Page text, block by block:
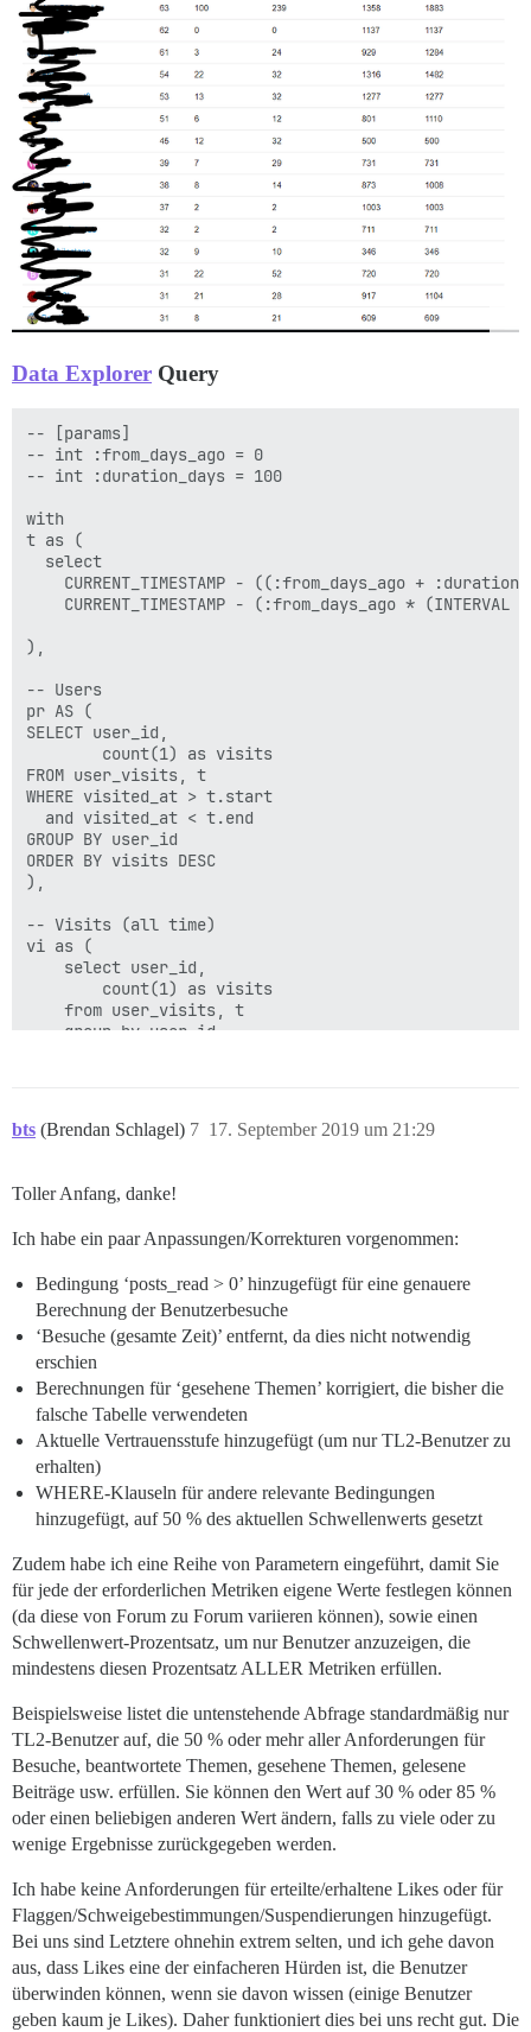
Data Explorer Query
-- [params]
-- int :from_days_ago = 0
-- int :duration_days = 100
with
t as (
  select
CURRENT_TIMESTAMP - ((:from_days_ago +
CURRENT_TIMESTAMP - (:from_days_ago * (INTERVAL
),
-- Users
pr AS (
SELECT user_id,
        count(1) as visits
FROM user_visits, t
WHERE visited_at > t.start
  and visited_at < t.end
GROUP BY user_id
ORDER BY visits DESC
),
-- Visits (all time)
vi as (
    select user_id,
        count(1) as visits
    from user_visits, t
    group by user_id
    select user_id,
    where created_at > t.start
    group by user_id
-- Topics Viewed All Time
tva as (
    select user_id,
           count(topic_id) as topic_id
    from posts
    group by user_id
),
-- Posts Read
pra as (
    select user_id,
    from user_visits, t
    where visited_at > t.start
        and visited_at < t.end
),
prat as (
    select user_id,
        sum(posts_read) as posts_read
    from user_visits, t
    group by user_id
)
SELECT  pr.user_id,
        coalesce(pr.visits,0) as "Visits",
coalesce(trt.topic_id,0) as "Topic replied
coalesce(tva.topic_id,0) as "Topic viewed
        coalesce(pra.posts_read,0) as "Posts Read",
coalesce(prat.posts_read,0) as "Posts Read
bts (Brendan Schlagel) 17. September 2019 um 21:29
7
Toller Anfang, danke!
Ich habe ein paar Anpassungen/Korrekturen vorgenommen:
Bedingung ‘posts_read > 0’ hinzugefügt für eine genauere
Berechnung der Benutzerbesuche
‘Besuche (gesamte Zeit)’ entfernt, da dies nicht notwendig
erschien
Berechnungen für ‘gesehene Themen’ korrigiert, die bisher die
falsche Tabelle verwendeten
Aktuelle Vertrauensstufe hinzugefügt (um nur TL2-Benutzer zu
erhalten)
WHERE-Klauseln für andere relevante Bedingungen
hinzugefügt, auf 50 % des aktuellen Schwellenwerts gesetzt
Zudem habe ich eine Reihe von Parametern eingeführt, damit Sie
für jede der erforderlichen Metriken eigene Werte festlegen können
(da diese von Forum zu Forum variieren können), sowie einen
Schwellenwert-Prozentsatz, um nur Benutzer anzuzeigen, die
mindestens diesen Prozentsatz ALLER Metriken erfüllen.
Beispielsweise listet die untenstehende Abfrage standardmäßig nur
TL2-Benutzer auf, die 50 % oder mehr aller Anforderungen für
Besuche, beantwortete Themen, gesehene Themen, gelesene
Beiträge usw. erfüllen. Sie können den Wert auf 30 % oder 85 %
oder einen beliebigen anderen Wert ändern, falls zu viele oder zu
wenige Ergebnisse zurückgegeben werden.
Ich habe keine Anforderungen für erteilte/erhaltene Likes oder für
Flaggen/Schweigebestimmungen/Suspendierungen hinzugefügt.
Bei uns sind Letztere ohnehin extrem selten, und ich gehe davon
aus, dass Likes eine der einfacheren Hürden ist, die Benutzer
überwinden können, wenn sie davon wissen (einige Benutzer
geben kaum je Likes). Daher funktioniert dies bei uns recht gut. Die